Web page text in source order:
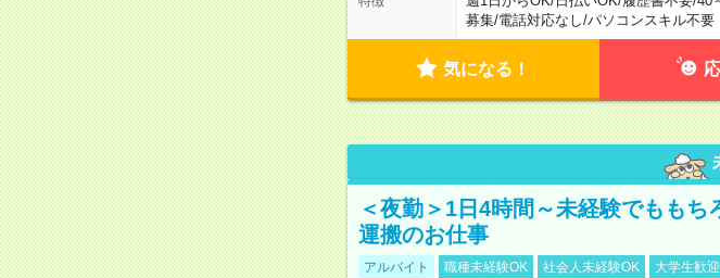
募集/電話対応なし/パソコンスキル不要
気になる！
＜夜勤＞1日4時間～未経験でもも
運搬のお仕事
アルバイト 職種未経験OK 社会人未経験OK 大学生歓迎